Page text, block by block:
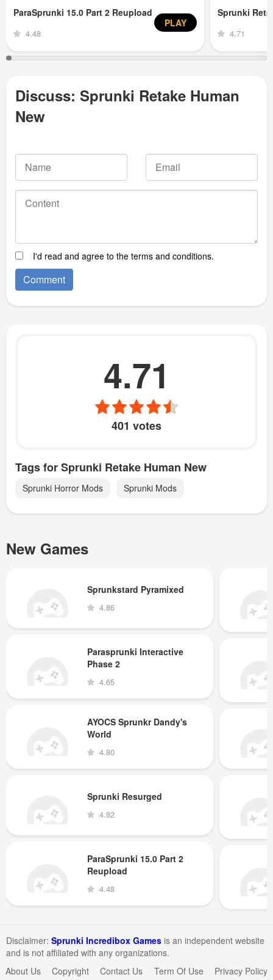
ParaSprunki 15.0 Part 2 Reupload
4.48
PLAY
Sprunki
4.71
Discuss: Sprunki Retake Human
New
I'd read and agree to the terms and conditions.
4.71
401 votes
Tags for Sprunki Retake Human New
Sprunki Horror Mods Sprunki Mods
New Games
Sprunkstard Pyramixed
4.86
Parasprunki Interactive
Phase 2
4.65
AYOCS Sprunkr Dandy's
World
4.80
Sprunki Resurged
4.82
ParaSprunki 15.0 Part 2
Reupload
4.48
Disclaimer: Sprunki Incredibox Games is an independent website
and is not affiliated with any organizations.
About Us
Copyright Contact Us Term Of Use
Privacy Policy